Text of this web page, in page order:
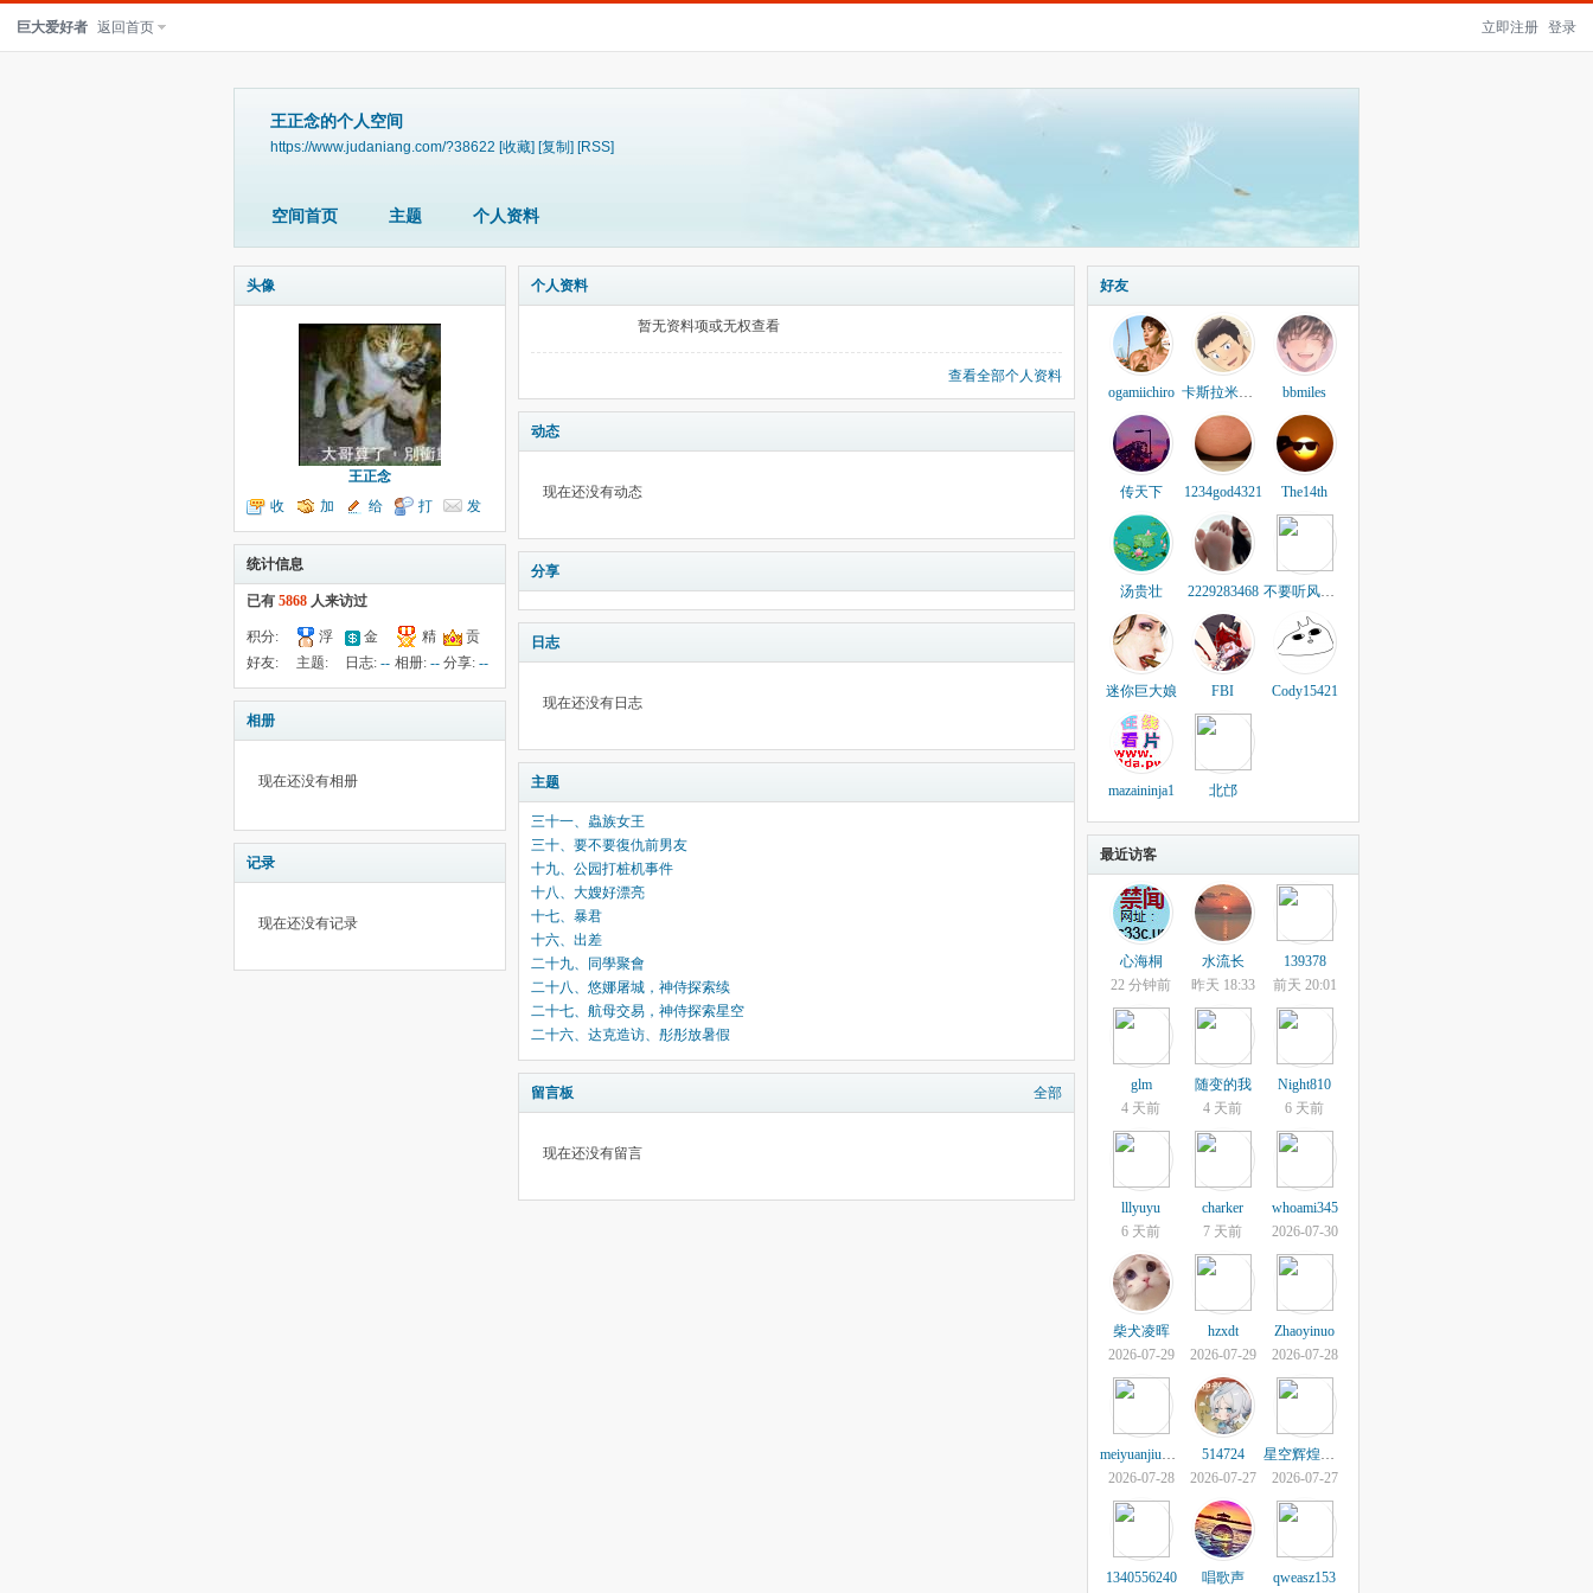
立即注册 登录
巨大爱好者 返回首页
王正念的个人空间
https://www.judaniang.com/?38622 [收藏] [复制] [RSS]
空间首页 主题 个人资料
头像
王正念
收
听TA
加
为好友
给
我留言
打
个招呼
发
送消息
统计信息
已有 5868 人来访过
积分:
712
浮
云:
金
钱:
精
华:1
贡
献:--
好友:
14
主题:
139
日志:-- 相册: -- 分享:--
相册
现在还没有相册
记录
现在还没有记录
个人资料
暂无资料项或无权查看
查看全部个人资料
动态
现在还没有动态
分享
日志
现在还没有日志
主题
三十一、蟲族女王
三十、要不要復仇前男友
十九、公园打桩机事件
十八、大嫂好漂亮
十七、暴君
十六、出差
二十九、同學聚會
二十八、悠娜屠城，神侍探索续
二十七、航母交易，神侍探索星空
二十六、达克造访、彤彤放暑假
留言板 全部
现在还没有留言
好友
ogamiichiro 卡斯拉米特朗 bbmiles
传天下 1234god4321 The14th
汤贵壮 2229283468 不要听风就是雨
迷你巨大娘 FBI Cody15421
mazaininja1 北邙
最近访客
心海桐
22 分钟前
水流长
昨天 18:33
139378
前天 20:01
glm
4 天前
随变的我
4 天前
Night810
6 天前
lllyuyu
6 天前
charker
7 天前
whoami345
2026-07-30
柴犬凌晖
2026-07-29
hzxdt
2026-07-29
Zhaoyinuo
2026-07-28
meiyuanjiubobo
2026-07-28
514724
2026-07-27
星空辉煌岁月
2026-07-27
1340556240 唱歌声 qweasz153